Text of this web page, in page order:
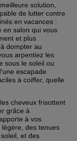
solution,
de lutter contre
en vacances :
en salon qui vous
et plus
dompter au
arpentiez les
sous le soleil ou
escapade
à coiffer, quelle
cheveux frisottent
à vos
des tenues
et des